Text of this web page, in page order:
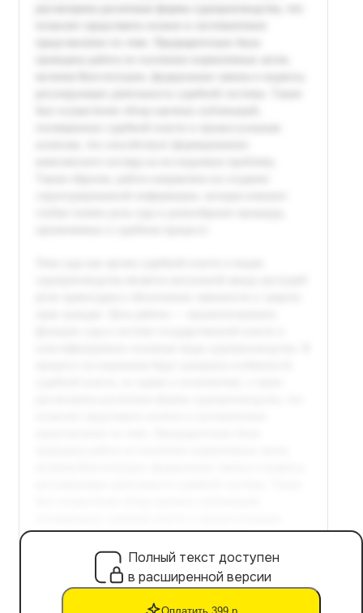
Полный текст доступен
в расширенной версии